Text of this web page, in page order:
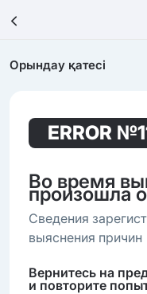
Орындау қатесі
ERROR
Во время
произошла
Сведения
выяснения причин
Вернитесь на
и повторите